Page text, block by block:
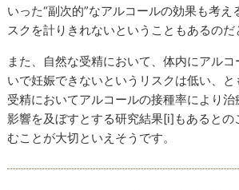
いった“副次的”なアルコールの効果も考え
スクを計りきれないということもあるのだ
また、自然な受精において、体内にアル
いで妊娠できないというリスクは低い、
受精においてアルコールの接種率により
影響を及ぼすとする研究結果[i]もあるとの
むことが大切といえそうです。